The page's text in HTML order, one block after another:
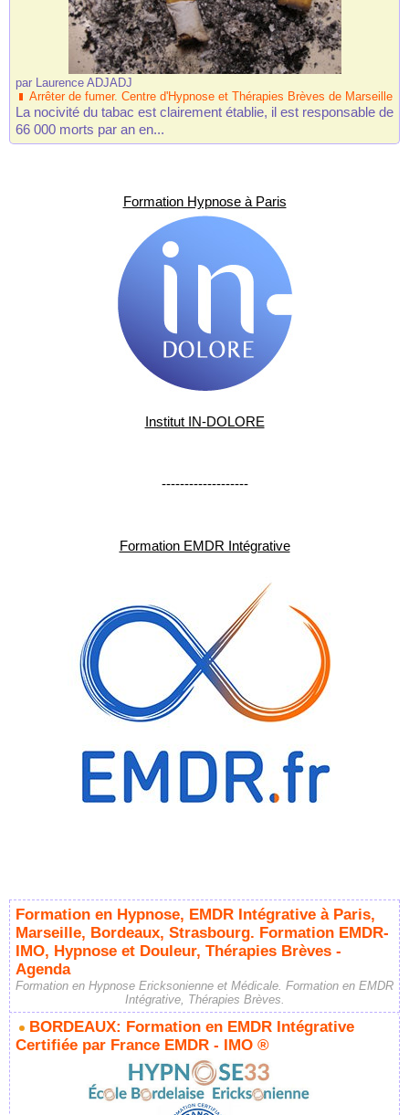
par Laurence ADJADJ
Arrêter de fumer. Centre d'Hypnose et Thérapies Brèves de Marseille
La nocivité du tabac est clairement établie, il est responsable de
66 000 morts par an en...
Formation Hypnose à Paris
Institut IN-DOLORE
-------------------
Formation EMDR Intégrative
Formation en Hypnose, EMDR Intégrative à Paris,
Marseille, Bordeaux, Strasbourg. Formation EMDR-
IMO, Hypnose et Douleur, Thérapies Brèves -
Agenda
Formation en Hypnose Ericksonienne et Médicale. Formation en EMDR
Intégrative, Thérapies Brèves.
BORDEAUX: Formation en EMDR Intégrative
Certifiée par France EMDR - IMO ®